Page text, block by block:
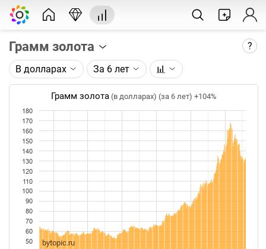
Грамм золота ?
Описание графика:
Цена фьючерса на золото, торгуемого на ICE.
Каждая точка на графике - цена закрытия дня,
недели или месяца. Оптимальный таймфрейм
(день, неделя, месяц) подбирается автоматически
при изменении глубины графика.
Данные добавляются ежедневно.
В долларах За 6 лет
Грамм золота (в долларах) (за 6 лет) +104%
50
60
70
80
90
100
110
120
130
140
150
160
170
180
bytopic.ru